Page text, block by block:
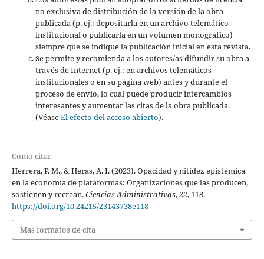
no exclusiva de distribución de la versión de la obra
publicada (p. ej.: depositarla en un archivo telemático
institucional o publicarla en un volumen monográfico)
siempre que se indique la publicación inicial en esta revista.
Se permite y recomienda a los autores/as difundir su obra a
través de Internet (p. ej.: en archivos telemáticos
institucionales o en su página web) antes y durante el
proceso de envío, lo cual puede producir intercambios
interesantes y aumentar las citas de la obra publicada.
(VéaseEl efecto del acceso abierto).
Cómo citar
Herrera, P. M., & Heras, A. I. (2023). Opacidad y nitidez epistémica
en la economía de plataformas: Organizaciones que las producen,
sostienen y recrean.Ciencias Administrativas,22, 118.
https://doi.org/10.24215/23143738e118
Más formatos de cita